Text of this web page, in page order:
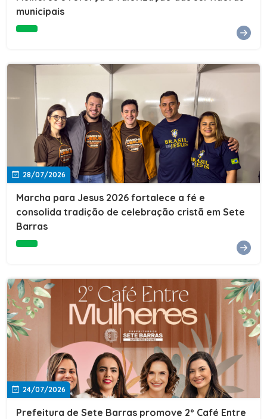
Cultura, Esporte e Lazer, Paulo Thomas, prestigiou os
compromisso da nossa gestão com a inclusão,
oferecendo a jovens e adultos a oportunidade de
concluir seus estudos e construir um futuro melhor.
Cada certificado entregue simboliza esforço,
determinação e a certeza de que investir em educação
é investir no desenvolvimento de Sete Barras."A
Prefeitura de Sete Barras também agradeceu ao SESI,
parceiro fundamental na retomada e ampliação da
Educação de Jovens e Adultos, aos professores, à
equipe da Secretaria Municipal de Educação e a todos
os profissionais que contribuíram para que esse
importante projeto voltasse a transformar a vida de
municipais
28/07/2026
Marcha para Jesus 2026 fortalece a fé e
consolida tradição de celebração cristã em Sete
Barras
24/07/2026
Prefeitura de Sete Barras promove 2º Café Entre